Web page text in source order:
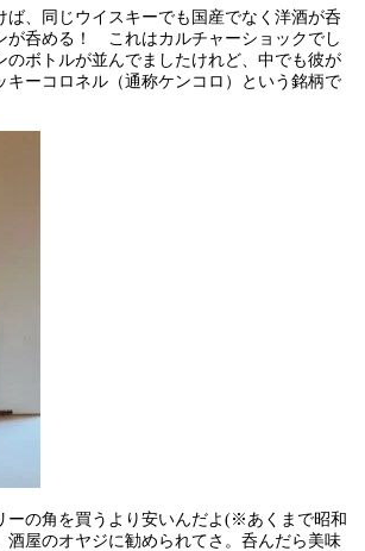
ば、同じウイスキーでも国産でなく洋酒が呑
が呑める！ これはカルチャーショックでし
のボトルが並んでましたけれど、中でも彼が
キーコロネル（通称ケンコロ）という銘柄で
ーの角を買うより安いんだよ(※あくまで昭和
酒屋のオヤジに勧められてさ。呑んだら美味